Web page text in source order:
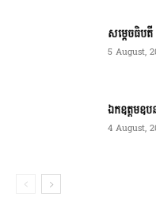
សម្ដេចធិប
5 August,
ឯកឧត្តមឧប
4 August,